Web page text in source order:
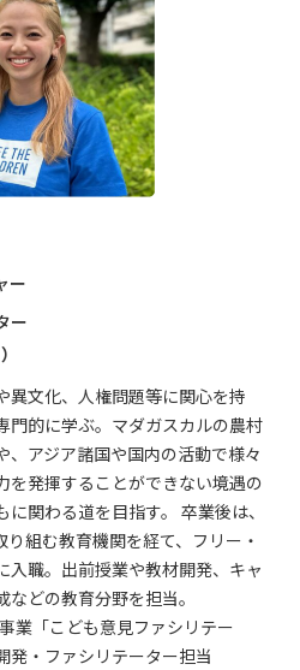
ー
ー
異文化、人権問題等に関心を持
門的に学ぶ。マダガスカルの農村
、アジア諸国や国内の活動で様々
を発揮することができない境遇の
関わる道を目指す。 卒業後は、
組む教育機関を経て、フリー・
入職。出前授業や教材開発、キャ
どの教育分野を担当。
業「こども意見ファシリテー
発・ファシリテーター担当